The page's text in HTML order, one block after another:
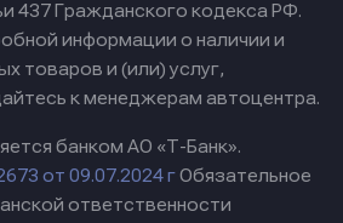
437 Гражданского кодекса РФ.
информации о наличии и
товаров и (или) услуг,
к менеджерам автоцентра.
банком АО «Т-Банк».
от 09.07.2024 гОбязательное
ответственности